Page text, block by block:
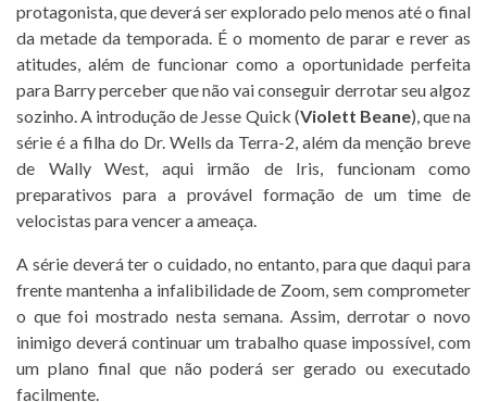
protagonista, que deverá ser explorado pelo menos até o final
da metade da temporada. É o momento de parar e rever as
atitudes, além de funcionar como a oportunidade perfeita
para Barry perceber que não vai conseguir derrotar seu algoz
sozinho. A introdução de Jesse Quick (Violett Beane), que na
série é a filha do Dr. Wells da Terra-2, além da menção breve
de Wally West, aqui irmão de Iris, funcionam como
preparativos para a provável formação de um time de
velocistas para vencer a ameaça.
A série deverá ter o cuidado, no entanto, para que daqui para
frente mantenha a infalibilidade de Zoom, sem comprometer
o que foi mostrado nesta semana. Assim, derrotar o novo
inimigo deverá continuar um trabalho quase impossível, com
um plano final que não poderá ser gerado ou executado
facilmente.